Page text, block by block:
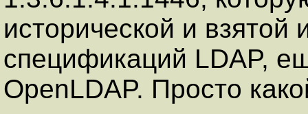
исторической и взятой
спецификаций LDAP,
OpenLDAP. Просто